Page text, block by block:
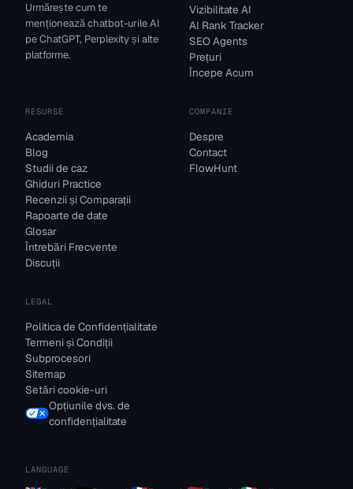
Urmărește cum te
menționează chatbot-urile AI
pe ChatGPT, Perplexity și alte
platforme.
Vizibilitate AI
AI Rank Tracker
SEO Agents
Prețuri
Începe Acum
RESURSE
Academia
Blog
Studii de caz
Ghiduri Practice
Recenzii și Comparații
Rapoarte de date
Glosar
Întrebări Frecvente
Discuții
COMPANIE
Despre
Contact
FlowHunt
LEGAL
Politica de Confidențialitate
Termeni și Condiții
Subprocesori
Sitemap
Setări cookie-uri
Opțiunile dvs. de
confidențialitate
LANGUAGE